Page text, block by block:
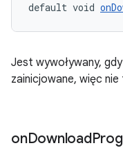
default void
Jest wywoływany,
zainicjowane, więc
onDownload